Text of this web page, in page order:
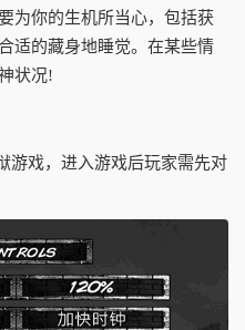
为你的生机所当心，包括获
适的藏身地睡觉。在某些情
状况!
游戏，进入游戏后玩家需先对